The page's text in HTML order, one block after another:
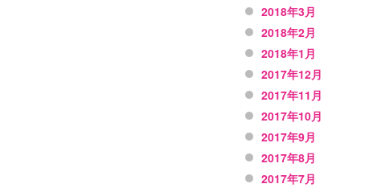
2018年3月
2018年2月
2018年1月
2017年12月
2017年11月
2017年10月
2017年9月
2017年8月
2017年7月